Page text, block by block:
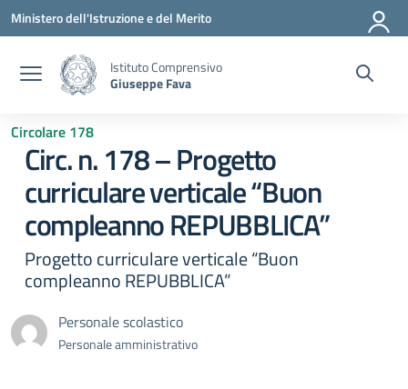
Vai ai contenuti
Vai al menu di navigazione
Vai al footer
Ministero dell'Istruzione e del Merito
Istituto Comprensivo
Giuseppe Fava
Circolare 178
Circ. n. 178 – Progetto
curriculare verticale “Buon
compleanno REPUBBLICA”
Progetto curriculare verticale “Buon
compleanno REPUBBLICA”
Personale scolastico
Personale amministrativo